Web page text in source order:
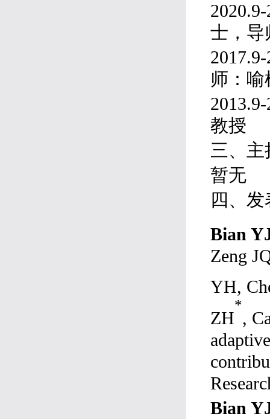
士，导
师：
教授
三、主
暂无
四、
Bian
Zeng
YH,
ZH
*
,
Bian